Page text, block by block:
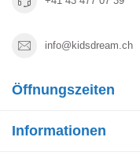
info@kidsdream.ch
Öffnungszeiten
Informationen